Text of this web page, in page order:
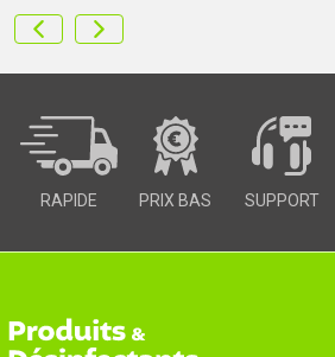
RAPIDE PRIX BAS SUPPORT